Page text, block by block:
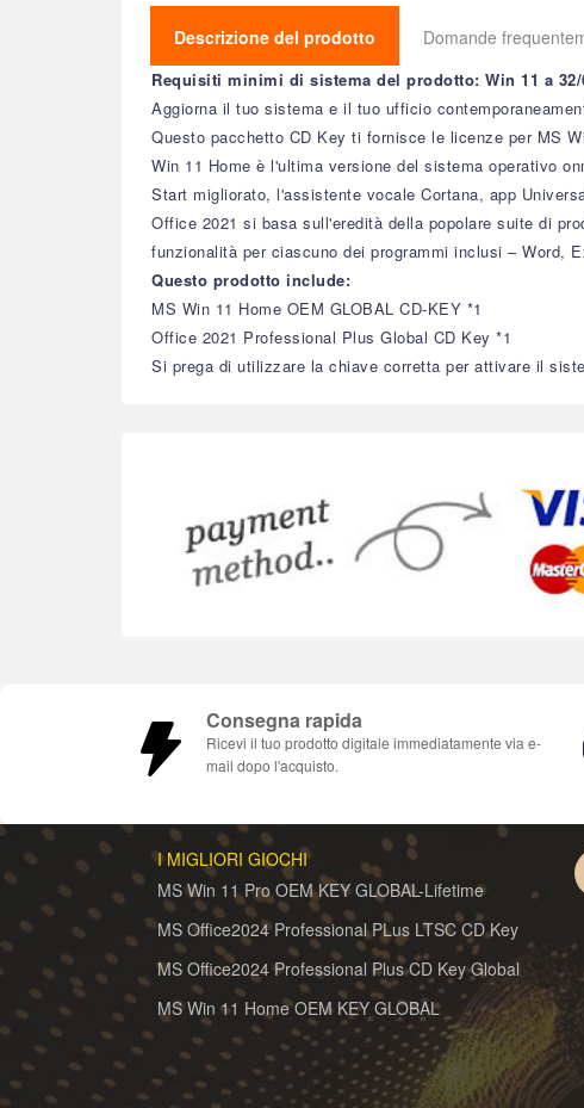
Descrizione del prodotto Domande
Requisiti minimi di sistema del prodotto: Win 11 a
Aggiorna il tuo sistema e il tuo ufficio
Questo pacchetto CD Key ti fornisce le licenze per MS
Win 11 Home è l'ultima versione del sistema operativo
Start migliorato, l'assistente vocale Cortana, app
Office 2021 si basa sull'eredità della popolare suite di
funzionalità per ciascuno dei programmi inclusi – Word,
Questo prodotto include:
MS Win 11 Home OEM GLOBAL CD-KEY *1
Office 2021 Professional Plus Global CD Key *1
Si prega di utilizzare la chiave corretta per attivare il
Consegna rapida
Ricevi il tuo prodotto digitale immediatamente via e-
mail dopo l'acquisto.
I MIGLIORI GIOCHI
MS Win 11 Pro OEM KEY GLOBAL-Lifetime
MS Office2024 Professional PLus LTSC CD Key
MS Office2024 Professional Plus CD Key Global
MS Win 11 Home OEM KEY GLOBAL